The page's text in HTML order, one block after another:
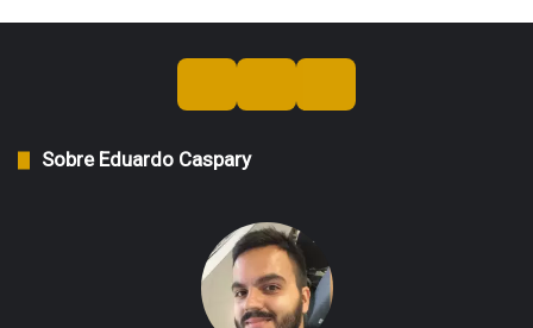
Sobre Eduardo Caspary